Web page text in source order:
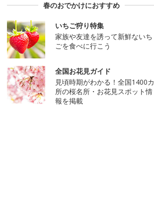
春のおでかけにおすすめ
いちご狩り特集
家族や友達を誘って新鮮ないち
ごを食べに行こう
全国お花見ガイド
見頃時期がわかる！全国1400カ
所の桜名所・お花見スポット情
報を掲載